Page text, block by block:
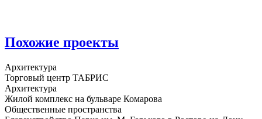
Похожие проекты
Архитектура
Торговый центр ТАБРИС
Архитектура
Жилой комплекс на бульваре Комарова
Общественные пространства